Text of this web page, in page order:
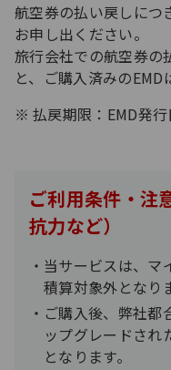
航空券の払い戻しにつ
お申し出ください。
旅行会社での航空券の
と、ご購入済みのEMD
払戻期限：EMD発
ご利用条件・注
抗力など）
当サービスは、マ
積算対象外となり
ご購入後、弊社都
ップグレードされ
となります。